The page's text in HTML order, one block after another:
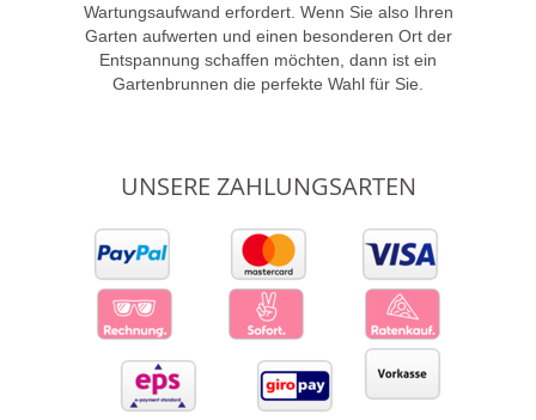
Wartungsaufwand erfordert. Wenn Sie also Ihren
Garten aufwerten und einen besonderen Ort der
Entspannung schaffen möchten, dann ist ein
Gartenbrunnen die perfekte Wahl für Sie.
UNSERE ZAHLUNGSARTEN